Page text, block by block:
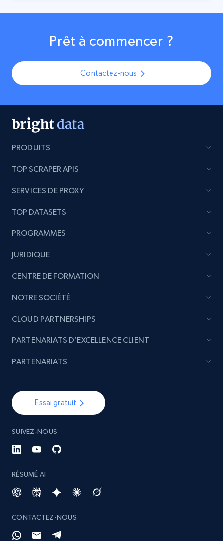
Prêt à commencer ?
Contactez-nous
PRODUITS
TOP SCRAPER APIS
SERVICES DE PROXY
TOP DATASETS
PROGRAMMES
JURIDIQUE
CENTRE DE FORMATION
NOTRE SOCIÉTÉ
Essai gratuit
SUIVEZ-NOUS
RÉSUMÉ AI
CONTACTEZ-NOUS
CLOUD PARTNERSHIPS
PARTENARIATS D’EXCELLENCE CLIENT
PARTENARIATS